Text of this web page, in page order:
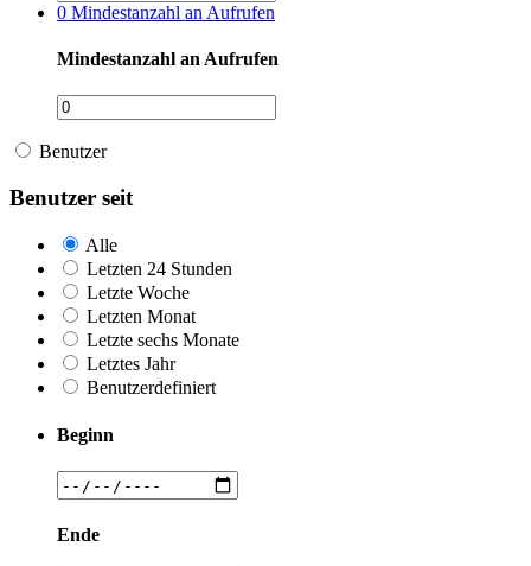
0 Mindestanzahl an Aufrufen
Mindestanzahl an Aufrufen
Benutzer
Benutzer seit
Alle
Letzten 24 Stunden
Letzte Woche
Letzten Monat
Letzte sechs Monate
Letztes Jahr
Benutzerdefiniert
Beginn
Ende